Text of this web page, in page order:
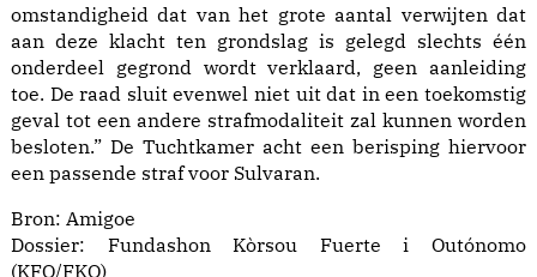
omstandigheid dat van het grote aantal verwijten dat
aan deze klacht ten grondslag is gelegd slechts één
onderdeel gegrond wordt verklaard, geen aanleiding
toe. De raad sluit evenwel niet uit dat in een toekomstig
geval tot een andere strafmodaliteit zal kunnen worden
besloten.” De Tuchtkamer acht een berisping hiervoor
een passende straf voor Sulvaran.
Bron: Amigoe
Dossier: Fundashon Kòrsou Fuerte i Outónomo
(KFO/FKO)